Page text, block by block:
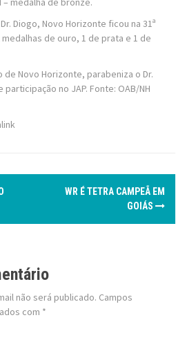
Diogo, Novo Horizonte ficou na 31ª
de ouro, 1 de prata e 1 de
de Novo Horizonte, parabeniza o Dr.
no JAP. Fonte: OAB/NH
WR É TETRA CAMPEÃ EM
GOIÁS
não será publicado. Campos
com *